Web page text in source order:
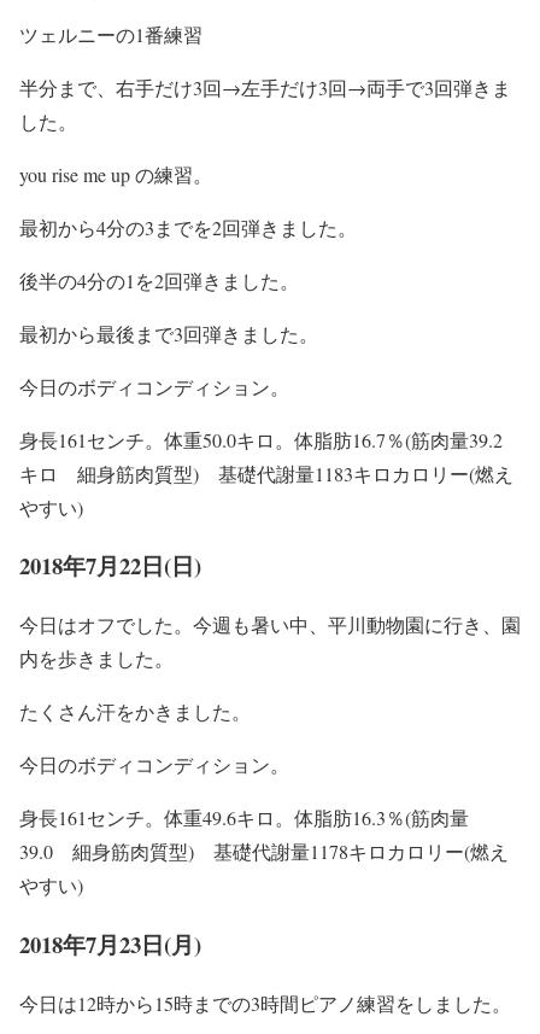
ツェルニーの1番練習
半分まで、右手だけ3回→左手だけ3回→両手で3回弾きま
した。
you rise me up の練習。
最初から4分の3までを2回弾きました。
後半の4分の1を2回弾きました。
最初から最後まで3回弾きました。
今日のボディコンディション。
身長161センチ。体重50.0キロ。体脂肪16.7％(筋肉量39.2
キロ 細身筋肉質型) 基礎代謝量1183キロカロリー(燃え
やすい)
2018年7月22日(日)
今日はオフでした。今週も暑い中、平川動物園に行き、園
内を歩きました。
たくさん汗をかきました。
今日のボディコンディション。
身長161センチ。体重49.6キロ。体脂肪16.3％(筋肉量
39.0 細身筋肉質型) 基礎代謝量1178キロカロリー(燃え
やすい)
2018年7月23日(月)
今日は12時から15時までの3時間ピアノ練習をしました。